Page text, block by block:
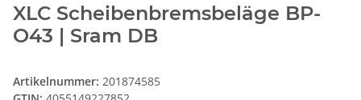
XLC Scheibenbremsbeläge BP-
O43 | Sram DB
Artikelnummer: 201874585